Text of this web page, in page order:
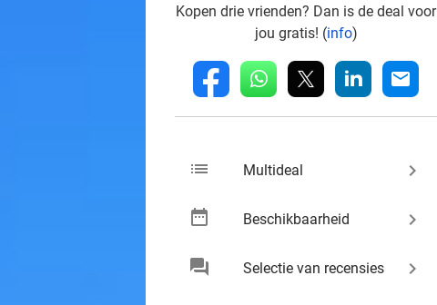
Kopen drie vrienden? Dan is de deal voor
jou gratis! (info)
fb whatsapp linkedin mail
list Multideal keyboard_arrow_right
date_range Beschikbaarheid keyboard_arrow_right
chat Selectie van recensies keyboard_arrow_right